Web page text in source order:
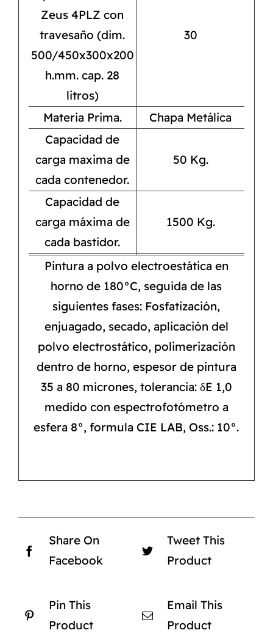
Zeus 4PLZ con
travesaño (dim.
500/450x300x200
h.mm. cap. 28
litros)
30
Materia Prima.
Chapa Metálica
Capacidad de
carga maxima de
cada contenedor.
50 Kg.
Capacidad de
carga máxima de
cada bastidor.
1500 Kg.
Pintura a polvo electroestática en
horno de 180°C, seguida de las
siguientes fases: Fosfatización,
enjuagado, secado, aplicación del
polvo electrostático, polimerización
dentro de horno, espesor de pintura
35 a 80 micrones, tolerancia: δE 1,0
medido con espectrofotómetro a
esfera 8°, formula CIE LAB, Oss.: 10°.
Share On
Facebook
Tweet This
Product
Pin This
Product
Email This
Product